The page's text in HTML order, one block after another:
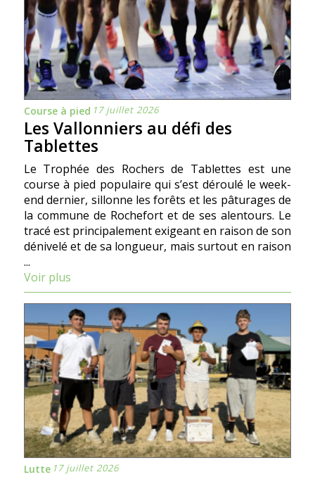
Course à pied 17 juillet 2026
Les Vallonniers au défi des
Tablettes
Le Trophée des Rochers de Tablettes est une
course à pied populaire qui s’est déroulé le week-
end dernier, sillonne les forêts et les pâturages de
la commune de Rochefort et de ses alentours. Le
tracé est principalement exigeant en raison de son
dénivelé et de sa longueur, mais surtout en raison
...
Voir plus
Lutte 17 juillet 2026